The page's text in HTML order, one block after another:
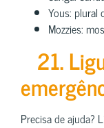
Yous: plural
Mozzies:
21.
Precisa de ajuda?